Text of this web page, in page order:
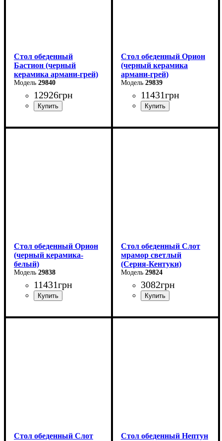
Стол обеденный
Бастион (черный
керамика армани-грей)
29840
12926грн
Ширина: 140 (+60) см
Стол обеденный Орион
(черный керамика
армани-грей)
29839
11431грн
Ширина: 100 (+50) см
Стол обеденный Орион
(черный керамика-
белый)
29838
11431грн
Ширина: 100 (+50) см
Стол обеденный Слот
мрамор светлый
(Серия-Кентуки)
29824
3082грн
Ширина: 90 см
Стол обеденный Слот
Стол обеденный Нептун